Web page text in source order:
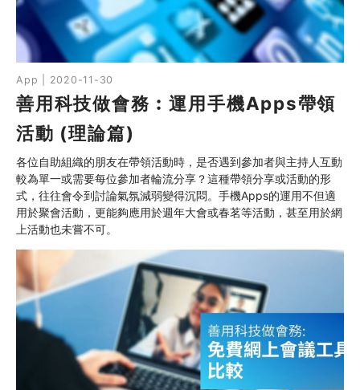
App | 2020-11-30
善用科技做會務︰運用手機Apps帶領
活動 (理論篇)
各位自助組織的朋友在帶領活動時，是否遇到參加者與主持人互動
較為單一或需要每位參加者輪流分享？這種帶領分享或活動的形
式，往往會令到討論氣氛減弱變得沉悶。手機Apps的運用不但適
用於聚會活動，更能夠應用於週年大會或春茗等活動，甚至用於網
上活動也未嘗不可。